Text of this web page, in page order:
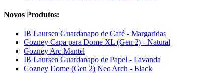
Novos Produtos:
IB Laursen Guardanapo de Café - Margaridas
Gozney Capa para Dome XL (Gen 2) - Natural
Gozney Arc Mantel
IB Laursen Guardanapo de Papel - Lavanda
Gozney Dome (Gen 2) Neo Arch - Black